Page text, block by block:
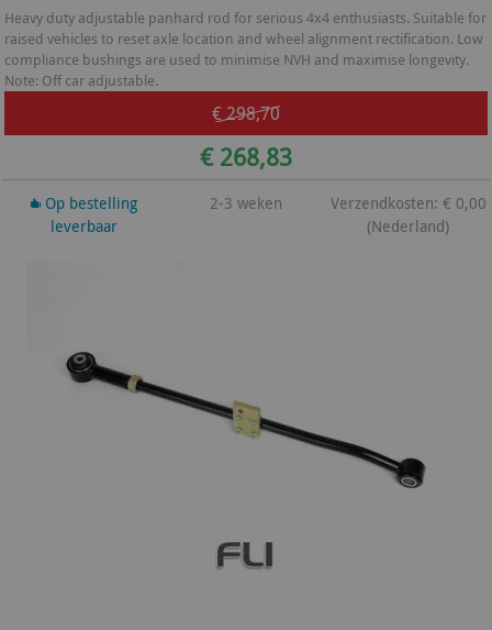
Heavy duty adjustable panhard rod for serious 4x4 enthusiasts. Suitable for
raised vehicles to reset axle location and wheel alignment rectification. Low
compliance bushings are used to minimise NVH and maximise longevity.
Note: Off car adjustable.
€ 298,70
€ 268,83
Op bestelling
leverbaar
2-3 weken
Verzendkosten: € 0,00
(Nederland)